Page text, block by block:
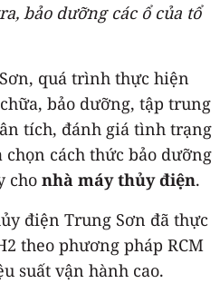
bảo dưỡng các ổ của tổ
quá trình thực hiện
bảo dưỡng, tập trung
tích, đánh giá tình trạng
cách thức bảo dưỡng
cho nhà máy thủy điện.
điện Trung Sơn đã thực
theo phương pháp RCM
suất vận hành cao.